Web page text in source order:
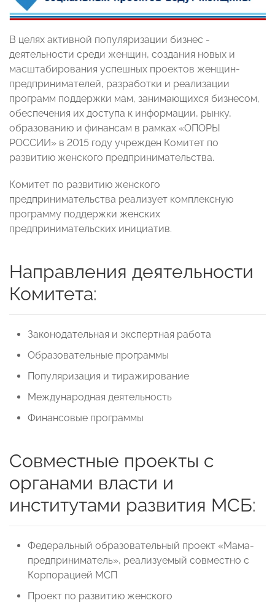
В целях активной популяризации бизнес -
деятельности среди женщин, создания новых и
масштабирования успешных проектов женщин-
предпринимателей, разработки и реализации
программ поддержки мам, занимающихся бизнесом,
обеспечения их доступа к информации, рынку,
образованию и финансам в рамках «ОПОРЫ
РОССИИ» в 2015 году учрежден Комитет по
развитию женского предпринимательства.
Комитет по развитию женского
предпринимательства реализует комплексную
программу поддержки женских
предпринимательских инициатив.
Направления деятельности
Комитета:
Законодательная и экспертная работа
Образовательные программы
Популяризация и тиражирование
Международная деятельность
Финансовые программы
Совместные проекты с
органами власти и
институтами развития МСБ:
Федеральный образовательный проект «Мама-
предприниматель», реализуемый совместно с
Корпорацией МСП
Проект по развитию женского